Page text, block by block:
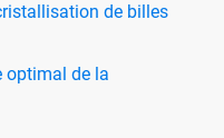
de billes
optimal de la